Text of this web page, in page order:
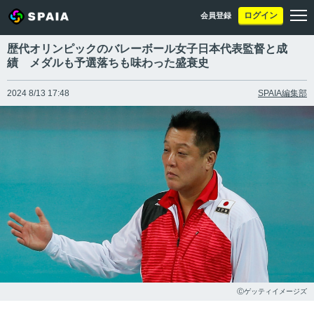
会員登録 ログイン
歴代オリンピックのバレーボール女子日本代表監督と成
績 メダルも予選落ちも味わった盛衰史
2024 8/13 17:48 SPAIA編集部
Ⓒゲッティイメージズ